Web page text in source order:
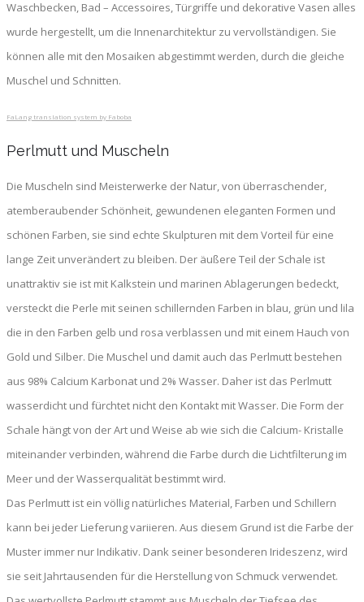
Waschbecken, Bad – Accessoires, Türgriffe und dekorative Vasen alles
wurde hergestellt, um die Innenarchitektur zu vervollständigen. Sie
können alle mit den Mosaiken abgestimmt werden, durch die gleiche
Muschel und Schnitten.
FaLang translation system by Faboba
Perlmutt und Muscheln
Die Muscheln sind Meisterwerke der Natur, von überraschender,
atemberaubender Schönheit, gewundenen eleganten Formen und
schönen Farben, sie sind echte Skulpturen mit dem Vorteil für eine
lange Zeit unverändert zu bleiben. Der äußere Teil der Schale ist
unattraktiv sie ist mit Kalkstein und marinen Ablagerungen bedeckt,
versteckt die Perle mit seinen schillernden Farben in blau, grün und lila
die in den Farben gelb und rosa verblassen und mit einem Hauch von
Gold und Silber. Die Muschel und damit auch das Perlmutt bestehen
aus 98% Calcium Karbonat und 2% Wasser. Daher ist das Perlmutt
wasserdicht und fürchtet nicht den Kontakt mit Wasser. Die Form der
Schale hängt von der Art und Weise ab wie sich die Calcium- Kristalle
miteinander verbinden, während die Farbe durch die Lichtfilterung im
Meer und der Wasserqualität bestimmt wird.
Das Perlmutt ist ein völlig natürliches Material, Farben und Schillern
kann bei jeder Lieferung variieren. Aus diesem Grund ist die Farbe der
Muster immer nur Indikativ. Dank seiner besonderen Irideszenz, wird
sie seit Jahrtausenden für die Herstellung von Schmuck verwendet.